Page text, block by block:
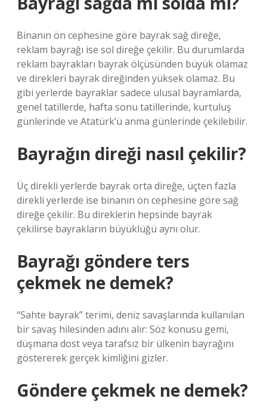
Binanın ön cephesine göre bayrak sağ direğe,
reklam bayrağı ise sol direğe çekilir. Bu durumlarda
reklam bayrakları bayrak ölçüsünden büyük olamaz
ve direkleri bayrak direğinden yüksek olamaz. Bu
gibi yerlerde bayraklar sadece ulusal bayramlarda,
genel tatillerde, hafta sonu tatillerinde, kurtuluş
günlerinde ve Atatürk’ü anma günlerinde çekilebilir.
Bayrağın direği nasıl çekilir?
Üç direkli yerlerde bayrak orta direğe, üçten fazla
direkli yerlerde ise binanın ön cephesine göre sağ
direğe çekilir. Bu direklerin hepsinde bayrak
çekilirse bayrakların büyüklüğü aynı olur.
Bayrağı göndere ters
çekmek ne demek?
“Sahte bayrak” terimi, deniz savaşlarında kullanılan
bir savaş hilesinden adını alır: Söz konusu gemi,
düşmana dost veya tarafsız bir ülkenin bayrağını
göstererek gerçek kimliğini gizler.
Göndere çekmek ne demek?